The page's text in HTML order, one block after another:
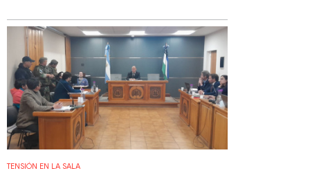
TENSIÓN EN LA SALA